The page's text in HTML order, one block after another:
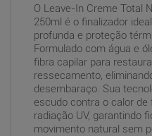
O Leave-In Creme Total
250ml é o finalizador
profunda e proteção
Formulado com água e
fibra capilar para
ressecamento,
desembaraço. Sua
escudo contra o calor
radiação UV, garantindo
movimento natural sem